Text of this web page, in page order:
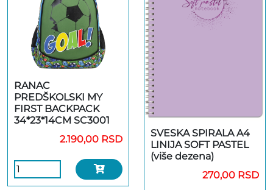
RANAC
PREDŠKOLSKI MY
FIRST BACKPACK
34*23*14CM SC3001
2.190,00 RSD
SVESKA SPIRALA A4
LINIJA SOFT PASTEL
(više dezena)
270,00 RSD